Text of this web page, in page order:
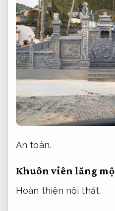
An toàn.
Khuôn viên lăng mộ
Hoàn thiện nội thất.